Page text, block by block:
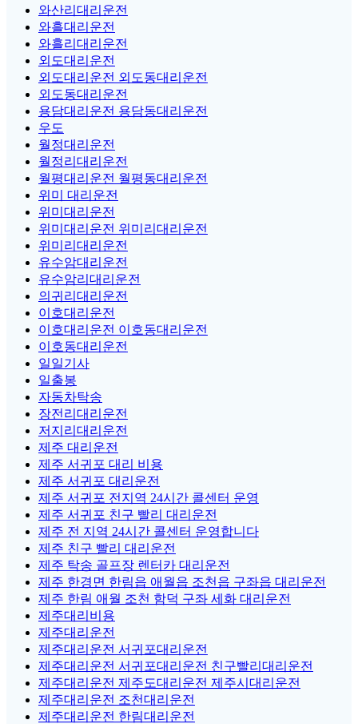
와산리대리운전
와흘대리운전
와흘리대리운전
외도대리운전
외도대리운전 외도동대리운전
외도동대리운전
용담대리운전 용담동대리운전
우도
월정대리운전
월정리대리운전
월평대리운전 월평동대리운전
위미 대리운전
위미대리운전
위미대리운전 위미리대리운전
위미리대리운전
유수암대리운전
유수암리대리운전
의귀리대리운전
이호대리운전
이호대리운전 이호동대리운전
이호동대리운전
일일기사
일출봉
자동차탁송
장전리대리운전
저지리대리운전
제주 대리운전
제주 서귀포 대리 비용
제주 서귀포 대리운전
제주 서귀포 전지역 24시간 콜센터 운영
제주 서귀포 친구 빨리 대리운전
제주 전 지역 24시간 콜센터 운영합니다
제주 친구 빨리 대리운전
제주 탁송 골프장 렌터카 대리운전
제주 한경면 한림읍 애월읍 조천읍 구좌읍 대리운전
제주 한림 애월 조천 함덕 구좌 세화 대리운전
제주대리비용
제주대리운전
제주대리운전 서귀포대리운전
제주대리운전 서귀포대리운전 친구빨리대리운전
제주대리운전 제주도대리운전 제주시대리운전
제주대리운전 조천대리운전
제주대리운전 한림대리운전